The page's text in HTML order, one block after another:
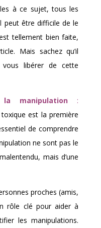
à ce sujet, tous les
peut être difficile de le
tellement bien faite,
Mais sachez qu’il
vous libérer de cette
manipulation :
est la première
de comprendre
ne sont pas le
mais d’une
proches (amis,
rôle clé pour aider à
les manipulations.